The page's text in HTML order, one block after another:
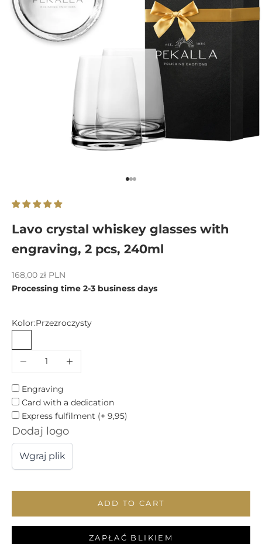
Go to item 1
Go to item 2
Go to item 3
Lavo crystal whiskey glasses with
engraving, 2 pcs, 240ml
Sale price
168,00 zł PLN
Processing time 2-3 business days
Kolor:Przezroczysty
Decrease quantity
Engraving
Card with a dedication
Express fulfilment (+ 9,95)
Dodaj logo
Wgraj plik
ADD TO CART
ZAPŁAĆ BLIKIEM